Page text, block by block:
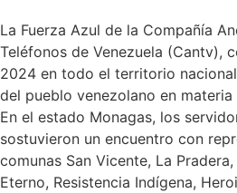
La Fuerza Azul de la Compañía
Teléfonos de Venezuela (Cantv),
2024 en todo el territorio
del pueblo venezolano en
En el estado Monagas, los
sostuvieron un encuentro con
comunas San Vicente, La
Eterno, Resistencia Indígena,